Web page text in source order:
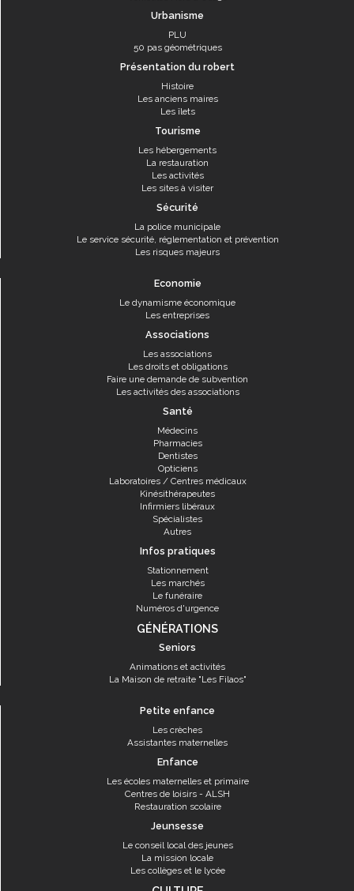
Urbanisme
PLU
50 pas géométriques
Présentation du robert
Histoire
Les anciens maires
Les îlets
Tourisme
Les hébergements
La restauration
Les activités
Les sites à visiter
Sécurité
La police municipale
Le service sécurité, réglementation et prévention
Les risques majeurs
Economie
Le dynamisme économique
Les entreprises
Associations
Les associations
Les droits et obligations
Faire une demande de subvention
Les activités des associations
Santé
Médecins
Pharmacies
Dentistes
Opticiens
Laboratoires / Centres médicaux
Kinésithérapeutes
Infirmiers libéraux
Spécialistes
Autres
Infos pratiques
Stationnement
Les marchés
Le funéraire
Numéros d'urgence
GÉNÉRATIONS
Seniors
Animations et activités
La Maison de retraite "Les Filaos"
Petite enfance
Les crèches
Assistantes maternelles
Enfance
Les écoles maternelles et primaire
Centres de loisirs - ALSH
Restauration scolaire
Jeunsesse
Le conseil local des jeunes
La mission locale
Les collèges et le lycée